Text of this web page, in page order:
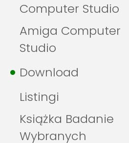
Computer Studio
Amiga Computer
Studio
Download
Listingi
Książka Badanie
Wybranych